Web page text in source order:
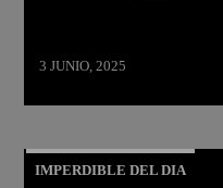
3 JUNIO, 2025
IMPERDIBLE DEL DIA